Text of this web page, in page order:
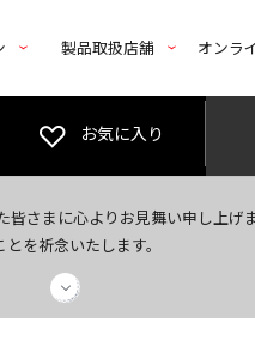
製品取扱店舗 オンラ
お気に入り
さまに心よりお見舞い申し上げま
を祈念いたします。
！